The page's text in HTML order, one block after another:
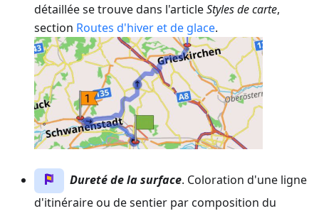
détaillée se trouve dans l'articleStyles de carte,
section Routes d'hiver et de glace.
Dureté de la surface. Coloration d'une ligne
d'itinéraire ou de sentier par composition du